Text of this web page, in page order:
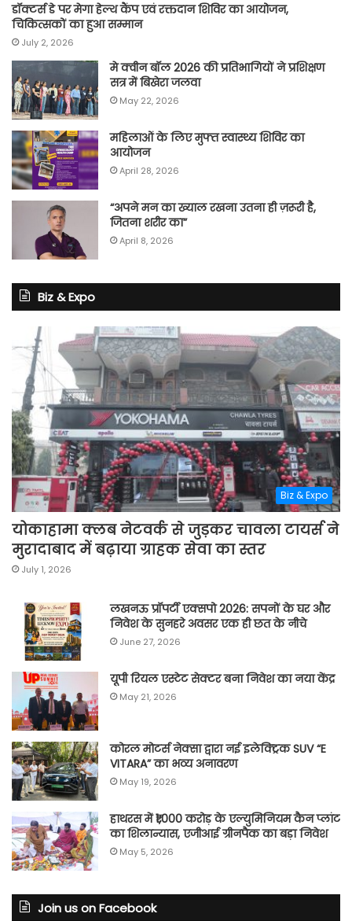
डॉक्टर्स डे पर मेगा हेल्थ कैंप एवं रक्तदान शिविर का आयोजन,
चिकित्सकों का हुआ सम्मान
July 2, 2026
मे क्वीन बॉल 2026 की प्रतिभागियों ने प्रशिक्षण
सत्र में बिखेरा जलवा
May 22, 2026
महिलाओं के लिए मुफ्त स्वास्थ्य शिविर का
आयोजन
April 28, 2026
“अपने मन का ख्याल रखना उतना ही ज़रूरी है,
जितना शरीर का”
April 8, 2026
Biz & Expo
Biz & Expo
योकाहामा क्लब नेटवर्क से जुड़कर चावला टायर्स ने
मुरादाबाद में बढ़ाया ग्राहक सेवा का स्तर
July 1, 2026
लखनऊ प्रॉपर्टी एक्सपो 2026: सपनों के घर और
निवेश के सुनहरे अवसर एक ही छत के नीचे
June 27, 2026
यूपी रियल एस्टेट सेक्टर बना निवेश का नया केंद्र
May 21, 2026
कोरल मोटर्स नेक्सा द्वारा नई इलेक्ट्रिक SUV “E
VITARA” का भव्य अनावरण
May 19, 2026
हाथरस में ₹1,000 करोड़ के एल्युमिनियम कैन प्लांट
का शिलान्यास, एजीआई ग्रीनपैक का बड़ा निवेश
May 5, 2026
Join us on Facebook